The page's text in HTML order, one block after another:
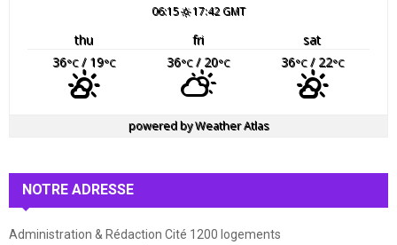
06:15 17:42 GMT
thu fri
sat
36°C/ 19°C 36°C/ 20°C 36°C/ 22°C
powered byWeather Atlas
NOTRE ADRESSE
Administration & Rédaction Cité 1200 logements